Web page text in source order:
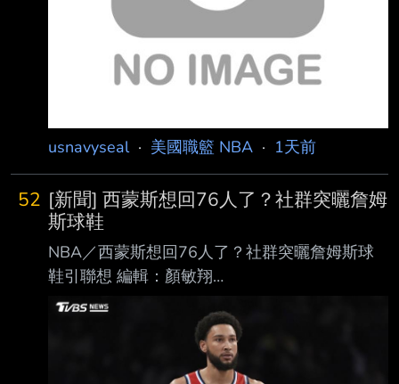
usnavyseal· 美國職籃 NBA · 1天前
52 [新聞] 西蒙斯想回76人了？社群突曬詹姆
斯球鞋
NBA／西蒙斯想回76人了？社群突曬詹姆斯球
鞋引聯想 編輯：顏敏翔
https://i.imgur.com/qZccWgn.jpeg 西蒙斯自
2024年5月過後就不曾在NBA出賽。（圖／達志
影像美聯社） NBA前球星西蒙斯（Ben
Simmons）受到傷病與心理因素影響，年僅30